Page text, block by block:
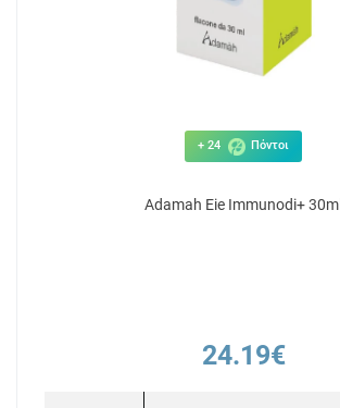
+ 24 Πόντοι
Adamah Eie Immunodi+ 30ml
24.19€